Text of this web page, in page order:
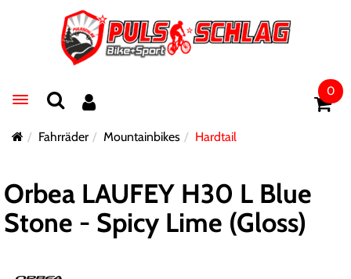
Toggle navigation
0
Fahrräder Mountainbikes Hardtail
Orbea LAUFEY H30 L Blue
Stone - Spicy Lime (Gloss)